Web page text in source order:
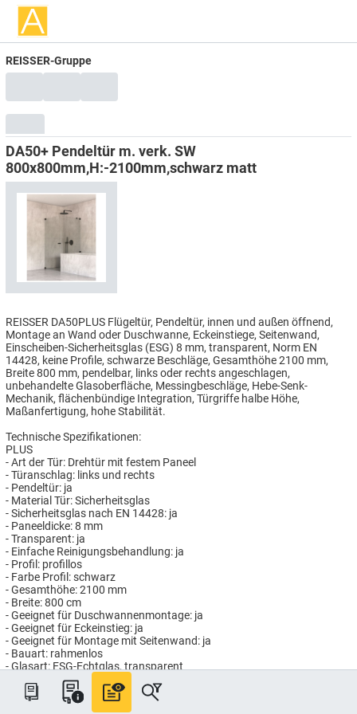
REISSER-Gruppe
DA50+ Pendeltür m. verk. SW
800x800mm,H:-2100mm,schwarz matt
REISSER DA50PLUS Flügeltür, Pendeltür, innen und außen öffnend,
Montage an Wand oder Duschwanne, Eckeinstiege, Seitenwand,
Einscheiben-Sicherheitsglas (ESG) 8 mm, transparent, Norm EN
14428, keine Profile, schwarze Beschläge, Gesamthöhe 2100 mm,
Breite 800 mm, pendelbar, links oder rechts angeschlagen,
unbehandelte Glasoberfläche, Messingbeschläge, Hebe-Senk-
Mechanik, flächenbündige Integration, Türgriffe halbe Höhe,
Maßanfertigung, hohe Stabilität.
Technische Spezifikationen:
PLUS
- Art der Tür: Drehtür mit festem Paneel
- Türanschlag: links und rechts
- Pendeltür: ja
- Material Tür: Sicherheitsglas
- Sicherheitsglas nach EN 14428: ja
- Paneeldicke: 8 mm
- Transparent: ja
- Einfache Reinigungsbehandlung: ja
- Profil: profillos
- Farbe Profil: schwarz
- Gesamthöhe: 2100 mm
- Breite: 800 cm
- Geeignet für Duschwannenmontage: ja
- Geeignet für Eckeinstieg: ja
- Geeignet für Montage mit Seitenwand: ja
- Bauart: rahmenlos
- Glasart: ESG-Echtglas, transparent
- Beschichtung: ohne
Artikelnummer: HG7844/80